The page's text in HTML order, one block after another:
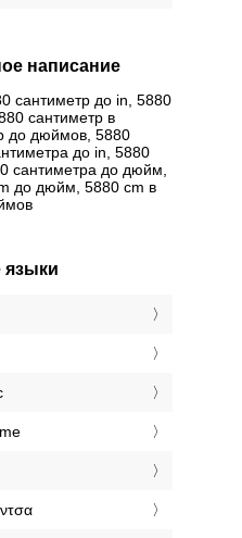
написание
сантиметр до in, 5880
сантиметр в
до дюймов, 5880
до in, 5880
сантиметра до дюйм,
до дюйм, 5880 cm в
языки